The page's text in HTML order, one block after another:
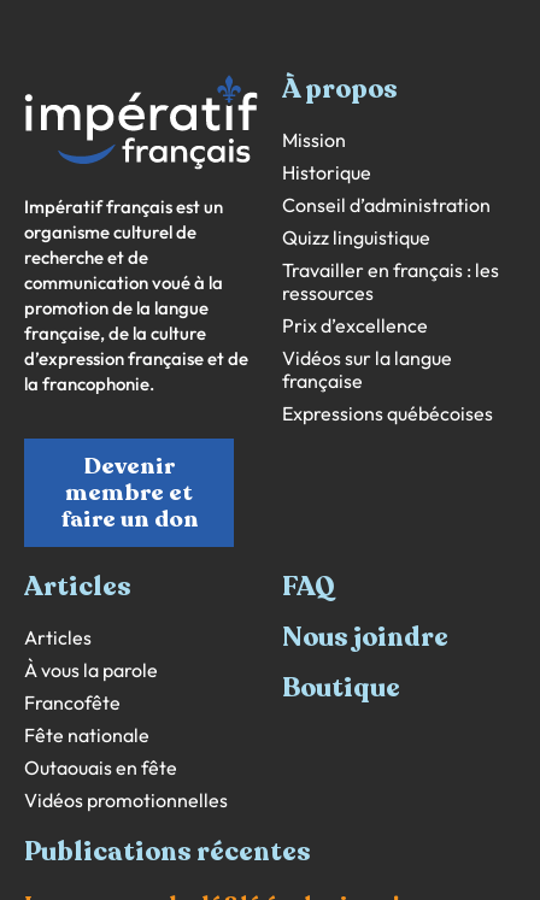
Impératif français est un
organisme culturel de
recherche et de
communication voué à la
promotion de la langue
française, de la culture
d’expression française et de
la francophonie.
Devenir
membre et
faire un don
À propos
Mission
Historique
Conseil d’administration
Quizz linguistique
Travailler en français : les
ressources
Prix d’excellence
Vidéos sur la langue
française
Expressions québécoises
Articles
Articles
À vous la parole
Francofête
Fête nationale
Outaouais en fête
Vidéos promotionnelles
FAQ
Nous joindre
Boutique
Publications récentes